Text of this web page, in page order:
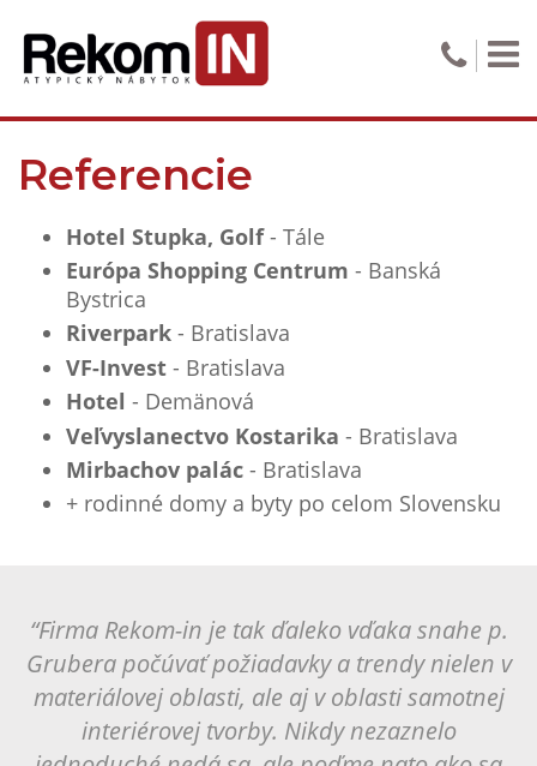
Referencie
Hotel Stupka, Golf- Tále
Európa Shopping Centrum - Banská
Bystrica
Riverpark - Bratislava
VF-Invest - Bratislava
Hotel - Demänová
Veľvyslanectvo Kostarika - Bratislava
Mirbachov palác - Bratislava
+ rodinné domy a byty po celom Slovensku
“Firma Rekom-in je tak ďaleko vďaka snahe p.
Grubera počúvať požiadavky a trendy nielen v
materiálovej oblasti, ale aj v oblasti samotnej
interiérovej tvorby. Nikdy nezaznelo